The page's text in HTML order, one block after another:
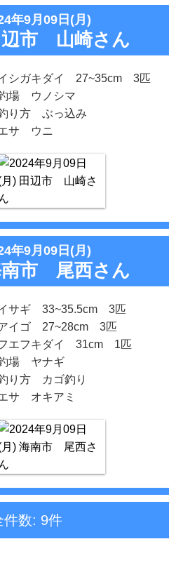
年9月09日(月)
辺市 山崎さん
シガキダイ 27~35cm 3匹
場 ウノシマ
り方 ぶっ込み
サ ウニ
年9月09日(月)
市 尾西さん
サギ 33~35.5cm 3匹
イゴ 27~28cm 3匹
エフキダイ 31cm 1匹
場 ヤナギ
り方 カゴ釣り
サ オキアミ
件数: 9件